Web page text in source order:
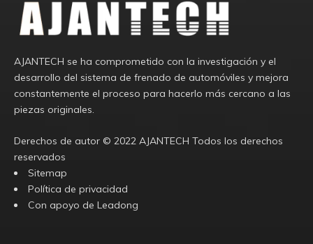
AJANTECH se ha comprometido con la investigación y el
desarrollo del sistema de frenado de automóviles y mejora
constantemente el proceso para hacerlo más cercano a las
piezas originales.
Derechos de autor ©️ 2022 AJANTECH Todos los derechos
reservados
Sitemap
Política de privacidad
Con apoyo de Leadong